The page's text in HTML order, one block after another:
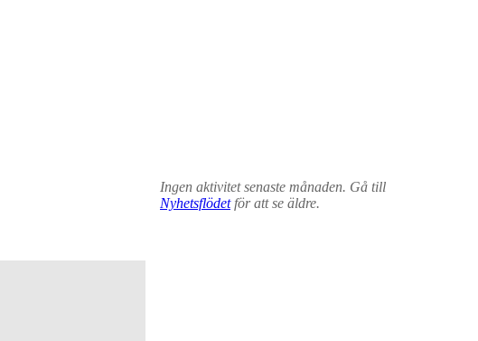
Ingen aktivitet senaste månaden. Gå till
Nyhetsflödetför att se äldre.